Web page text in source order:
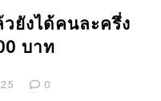
ยังได้คนละครึ่ง
บาท
0